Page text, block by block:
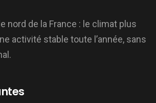
nord de la France : le climat plus
activité stable toute l’année, sans